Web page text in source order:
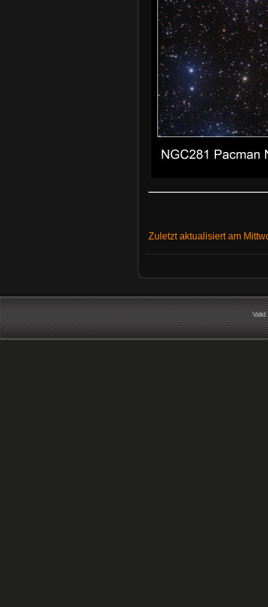
Zuletzt aktualisiert am
Valid